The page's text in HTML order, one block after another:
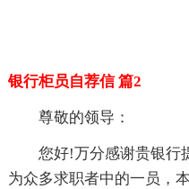
银行柜员自荐信 篇2
尊敬的领导：
您好!万分感谢贵银行
为众多求职者中的一员，